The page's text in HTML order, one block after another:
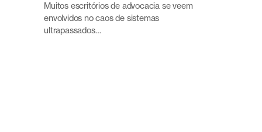
Muitos escritórios de advocacia se veem
envolvidos no caos de sistemas
ultrapassados…